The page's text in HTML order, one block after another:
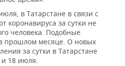
в Татарстане в связи с
коронавируса за сутки не
человека. Подобные
прошлом месяце. О новых
за сутки в Татарстане
и 18 июля.